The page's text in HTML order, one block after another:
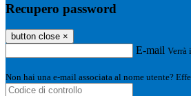
Recupero password
button close ×
E-mail Verrà
Non hai una e-mail associata al nome utente?